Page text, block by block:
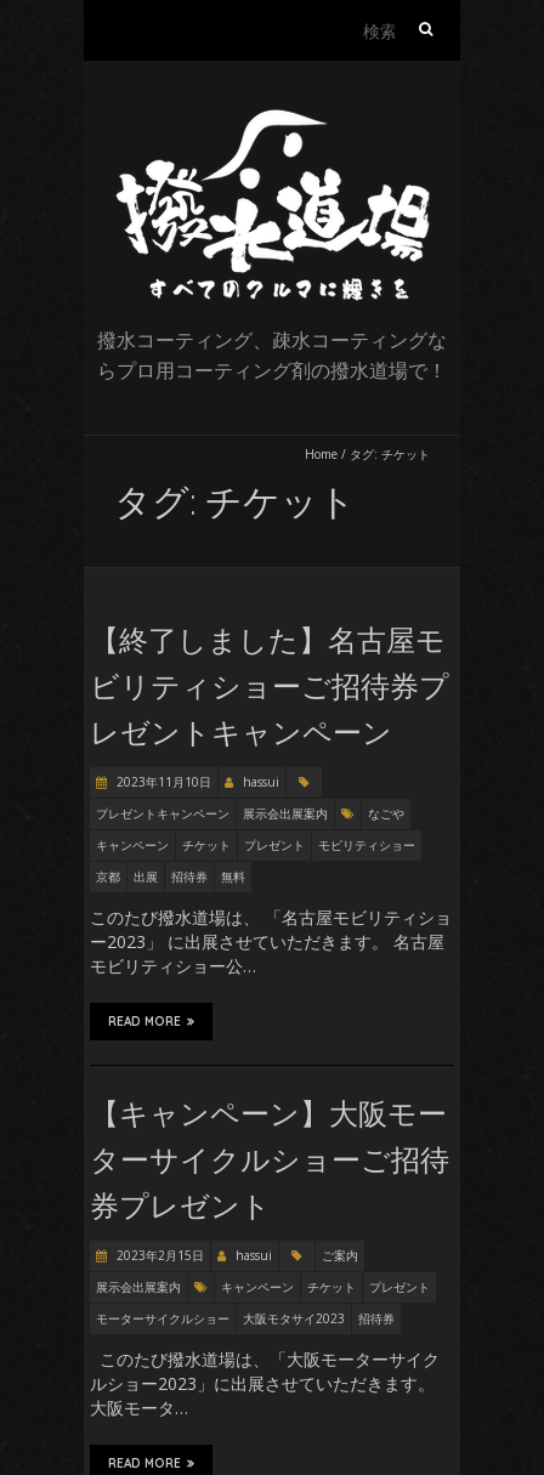
撥水コーティング、疎水コーティングな
らプロ用コーティング剤の撥水道場で！
Home / タグ: チケット
タグ: チケット
【終了しました】名古屋モ
ビリティショーご招待券プ
レゼントキャンペーン
2023年11月10日
hassui
プレゼントキャンペーン
展示会出展案内
なごや
キャンペーン
チケット プレゼント
モビリティショー
京都
出展 招待券 無料
このたび撥水道場は、 「名古屋モビリティショ
ー2023」 に出展させていただきます。 名古屋
モビリティショー公…
READ MORE
【キャンペーン】大阪モー
ターサイクルショーご招待
券プレゼント
2023年2月15日 hassui
ご案内
展示会出展案内
キャンペーン チケット
プレゼント
モーターサイクルショー
大阪モタサイ2023 招待券
このたび撥水道場は、「大阪モーターサイク
ルショー2023」に出展させていただきます。
大阪モータ…
READ MORE